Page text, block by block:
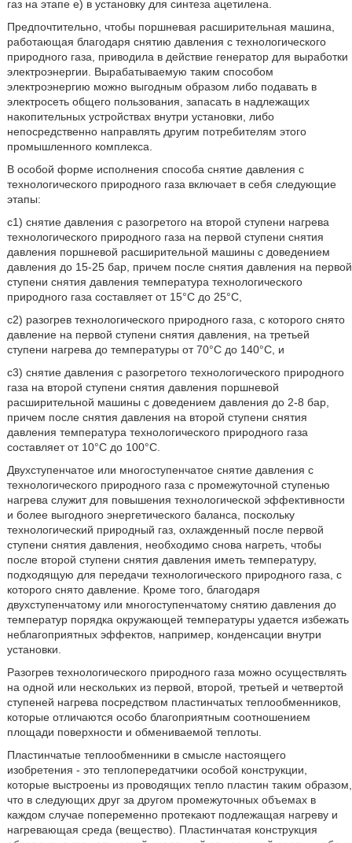
газ на этапе е) в установку для синтеза ацетилена.
Предпочтительно, чтобы поршневая расширительная машина,
работающая благодаря снятию давления с технологического
природного газа, приводила в действие генератор для выработки
электроэнергии. Вырабатываемую таким способом
электроэнергию можно выгодным образом либо подавать в
электросеть общего пользования, запасать в надлежащих
накопительных устройствах внутри установки, либо
непосредственно направлять другим потребителям этого
промышленного комплекса.
В особой форме исполнения способа снятие давления с
технологического природного газа включает в себя следующие
этапы:
c1) снятие давления с разогретого на второй ступени нагрева
технологического природного газа на первой ступени снятия
давления поршневой расширительной машины с доведением
давления до 15-25 бар, причем после снятия давления на первой
ступени снятия давления температура технологического
природного газа составляет от 15°C до 25°C,
c2) разогрев технологического природного газа, с которого снято
давление на первой ступени снятия давления, на третьей
ступени нагрева до температуры от 70°C до 140°C, и
c3) снятие давления с разогретого технологического природного
газа на второй ступени снятия давления поршневой
расширительной машины с доведением давления до 2-8 бар,
причем после снятия давления на второй ступени снятия
давления температура технологического природного газа
составляет от 10°C до 100°C.
Двухступенчатое или многоступенчатое снятие давления с
технологического природного газа с промежуточной ступенью
нагрева служит для повышения технологической эффективности
и более выгодного энергетического баланса, поскольку
технологический природный газ, охлажденный после первой
ступени снятия давления, необходимо снова нагреть, чтобы
после второй ступени снятия давления иметь температуру,
подходящую для передачи технологического природного газа, с
которого снято давление. Кроме того, благодаря
двухступенчатому или многоступенчатому снятию давления до
температур порядка окружающей температуры удается избежать
неблагоприятных эффектов, например, конденсации внутри
установки.
Разогрев технологического природного газа можно осуществлять
на одной или нескольких из первой, второй, третьей и четвертой
ступеней нагрева посредством пластинчатых теплообменников,
которые отличаются особо благоприятным соотношением
площади поверхности и обмениваемой теплоты.
Пластинчатые теплообменники в смысле настоящего
изобретения - это теплопередатчики особой конструкции,
которые выстроены из проводящих тепло пластин таким образом,
что в следующих друг за другом промежуточных объемах в
каждом случае попеременно протекают подлежащая нагреву и
нагревающая среда (вещество). Пластинчатая конструкция